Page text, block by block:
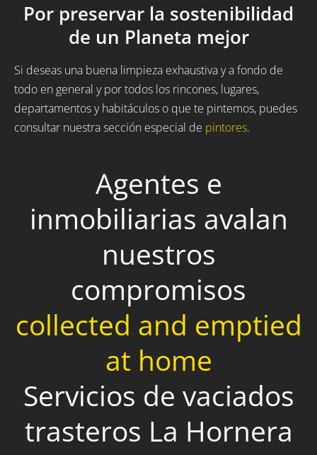
Por preservar la sostenibilidad
de un Planeta mejor
Si deseas una buena limpieza exhaustiva y a fondo de
todo en general y por todos los rincones, lugares,
departamentos y habitáculos o que te pintemos, puedes
consultar nuestra sección especial de pintores.
Agentes e
inmobiliarias avalan
nuestros
compromisos
collected and emptied
at home
Servicios de vaciados
trasteros La Hornera